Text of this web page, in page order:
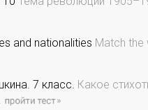
and nationalities Match the
7 класс. Какое